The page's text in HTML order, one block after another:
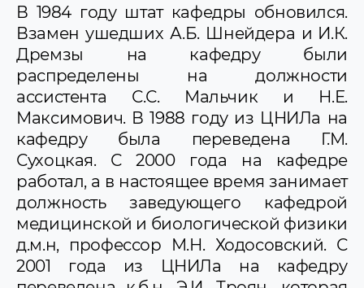
В 1984 году штат кафедры обновился.
Взамен ушедших А.Б. Шнейдера и И.К.
Дремзы на кафедру были
распределены на должности
ассистента С.С. Мальчик и Н.Е.
Максимович. В 1988 году из ЦНИЛа на
кафедру была переведена Г.М.
Сухоцкая. С 2000 года на кафедре
работал, а в настоящее время занимает
должность заведующего кафедрой
медицинской и биологической физики
д.м.н, профессор М.Н. Ходосовский. С
2001 года из ЦНИЛа на кафедру